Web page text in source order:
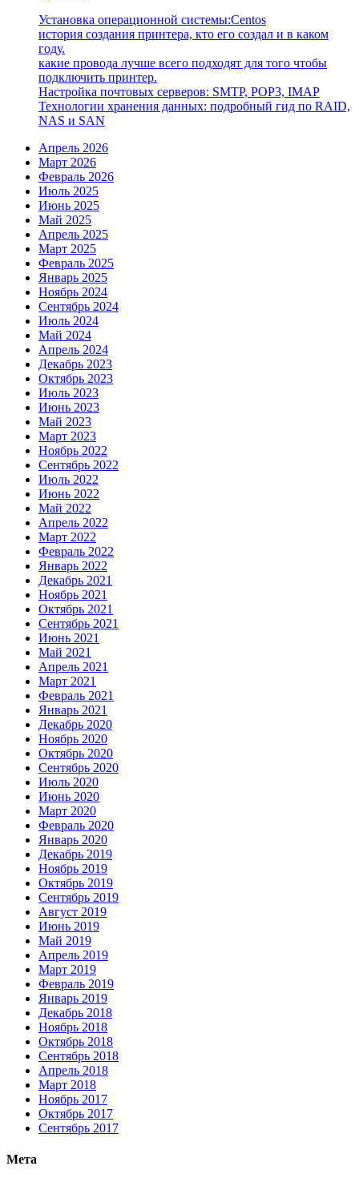
Установка операционной системы:Centos
история создания принтера, кто его создал и в каком
году.
какие провода лучше всего подходят для того чтобы
подключить принтер.
Настройка почтовых серверов: SMTP, POP3, IMAP
Технологии хранения данных: подробный гид по RAID,
NAS и SAN
Апрель 2026
Март 2026
Февраль 2026
Июль 2025
Июнь 2025
Май 2025
Апрель 2025
Март 2025
Февраль 2025
Январь 2025
Ноябрь 2024
Сентябрь 2024
Июль 2024
Май 2024
Апрель 2024
Декабрь 2023
Октябрь 2023
Июль 2023
Июнь 2023
Май 2023
Март 2023
Ноябрь 2022
Сентябрь 2022
Июль 2022
Июнь 2022
Май 2022
Апрель 2022
Март 2022
Февраль 2022
Январь 2022
Декабрь 2021
Ноябрь 2021
Октябрь 2021
Сентябрь 2021
Июнь 2021
Май 2021
Апрель 2021
Март 2021
Февраль 2021
Январь 2021
Декабрь 2020
Ноябрь 2020
Октябрь 2020
Сентябрь 2020
Июль 2020
Июнь 2020
Март 2020
Февраль 2020
Январь 2020
Декабрь 2019
Ноябрь 2019
Октябрь 2019
Сентябрь 2019
Август 2019
Июнь 2019
Май 2019
Апрель 2019
Март 2019
Февраль 2019
Январь 2019
Декабрь 2018
Ноябрь 2018
Октябрь 2018
Сентябрь 2018
Апрель 2018
Март 2018
Ноябрь 2017
Октябрь 2017
Сентябрь 2017
Мета